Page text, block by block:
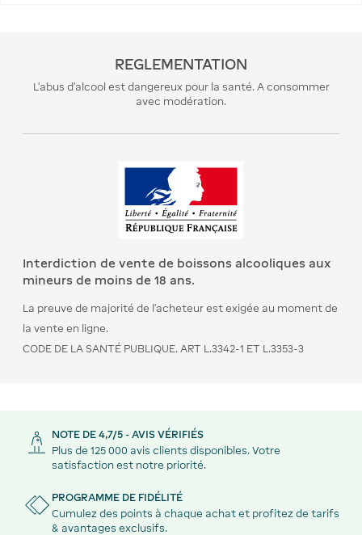
REGLEMENTATION
L’abus d’alcool est dangereux pour la santé. A consommer
avec modération.
Interdiction de vente de boissons alcooliques aux
mineurs de moins de 18 ans.
La preuve de majorité de l’acheteur est exigée au moment de
la vente en ligne.
CODE DE LA SANTÉ PUBLIQUE. ART L.3342-1 ET L.3353-3
NOTE DE 4,7/5 - AVIS VÉRIFIÉS
Plus de 125 000 avis clients disponibles. Votre
satisfaction est notre priorité.
PROGRAMME DE FIDÉLITÉ
Cumulez des points à chaque achat et profitez de tarifs
& avantages exclusifs.